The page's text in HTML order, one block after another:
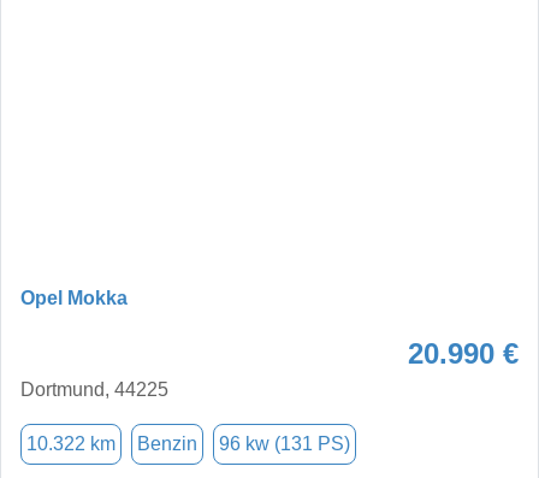
Opel Mokka
20.990 €
Dortmund, 44225
10.322 km Benzin 96 kw (131 PS)